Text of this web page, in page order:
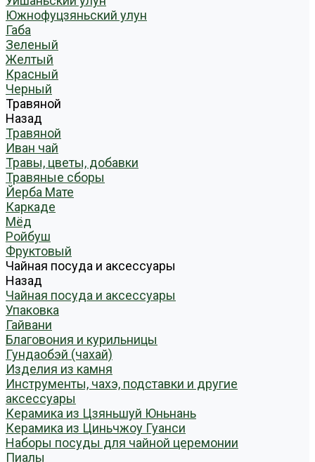
Южнофуцзяньский улун
Габа
Зеленый
Желтый
Красный
Черный
Травяной
Назад
Травяной
Иван чай
Травы, цветы, добавки
Травяные сборы
Йерба Мате
Каркаде
Мёд
Ройбуш
Фруктовый
Чайная посуда и аксессуары
Назад
Чайная посуда и аксессуары
Упаковка
Гайвани
Благовония и курильницы
Гундаобэй (чахай)
Изделия из камня
Инструменты, чахэ, подставки и другие
аксессуары
Керамика из Цзяньшуй Юньнань
Керамика из Циньчжоу Гуанси
Наборы посуды для чайной церемонии
Пиалы